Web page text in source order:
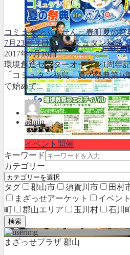
イベント開催
コミュタンふうせん三春町夏の祭
7月23日（日）◆コミュタン福
2017年7月16日
環境創造センターオープン1周年
「コミュタン福島 夏の祭典第1
で始めて...
admin
キーワード
カテゴリー
タグ 郡山市 須賀川市 田村
まざっせアーケット
イベント
町
郡山エリア 玉川村 石川
検索
まざっせプラザ 郡山